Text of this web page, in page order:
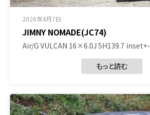
2026年4月7日
JIMNY NOMADE(JC74)
Air/G VULCAN 16×6.0J 5H139.7
もっと読む